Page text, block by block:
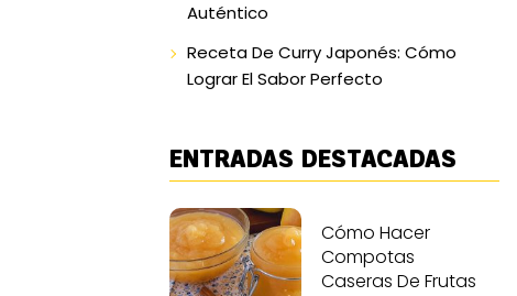
Auténtico
Receta De Curry Japonés: Cómo
Lograr El Sabor Perfecto
ENTRADAS DESTACADAS
Cómo Hacer
Compotas
Caseras De Frutas